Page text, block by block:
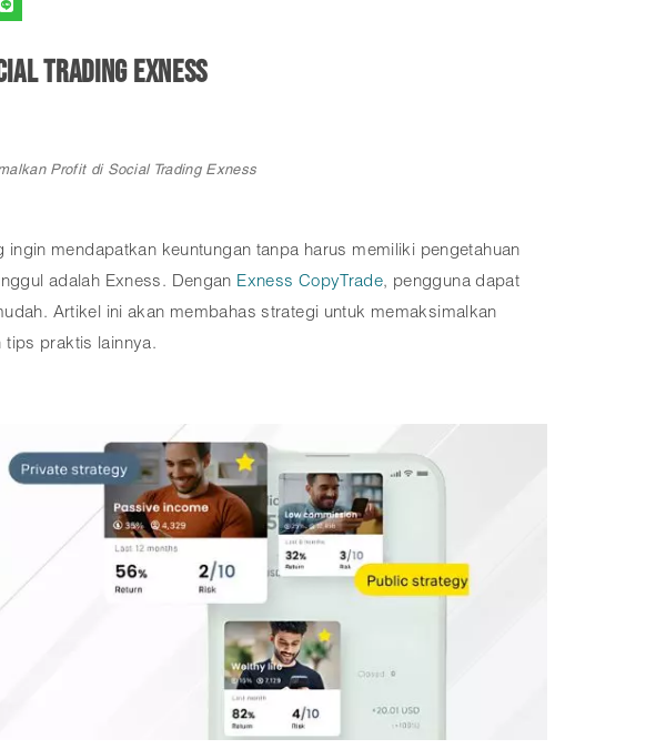
Trading Exness
Profit di Social Trading Exness
mendapatkan keuntungan tanpa harus memiliki pengetahuan
adalah Exness. Dengan Exness CopyTrade, pengguna dapat
Artikel ini akan membahas strategi untuk memaksimalkan
tips praktis lainnya.